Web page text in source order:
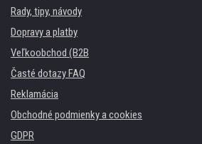
Rady, tipy, návody
Dopravy a platby
Veľkoobchod (B2B
Časté dotazy FAQ
Reklamácia
Obchodné podmienky a cookies
GDPR